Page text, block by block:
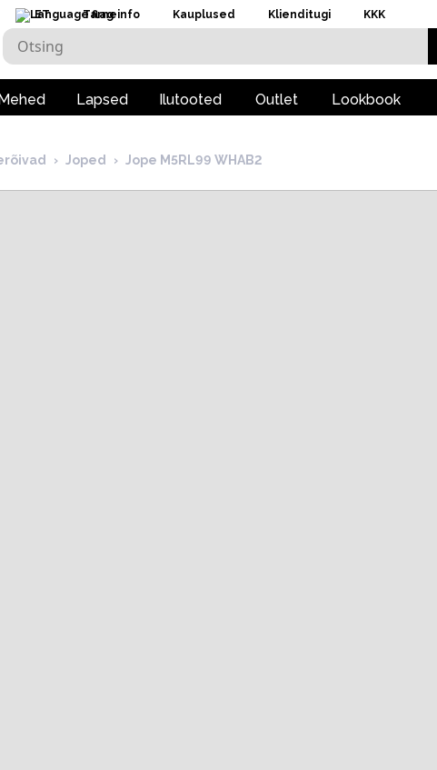
ET Tarneinfo Kauplused Klienditugi KKK
Lapsed Ilutooted Outlet Lookbook
› Joped › Jope M5RL99 WHAB2